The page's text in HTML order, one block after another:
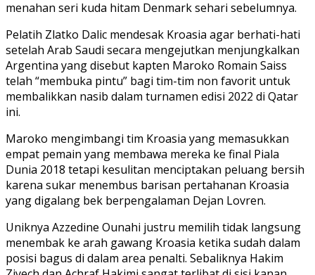
menahan seri kuda hitam Denmark sehari sebelumnya.
Pelatih Zlatko Dalic mendesak Kroasia agar berhati-hati
setelah Arab Saudi secara mengejutkan menjungkalkan
Argentina yang disebut kapten Maroko Romain Saiss
telah “membuka pintu” bagi tim-tim non favorit untuk
membalikkan nasib dalam turnamen edisi 2022 di Qatar
ini.
Maroko mengimbangi tim Kroasia yang memasukkan
empat pemain yang membawa mereka ke final Piala
Dunia 2018 tetapi kesulitan menciptakan peluang bersih
karena sukar menembus barisan pertahanan Kroasia
yang digalang bek berpengalaman Dejan Lovren.
Uniknya Azzedine Ounahi justru memilih tidak langsung
menembak ke arah gawang Kroasia ketika sudah dalam
posisi bagus di dalam area penalti. Sebaliknya Hakim